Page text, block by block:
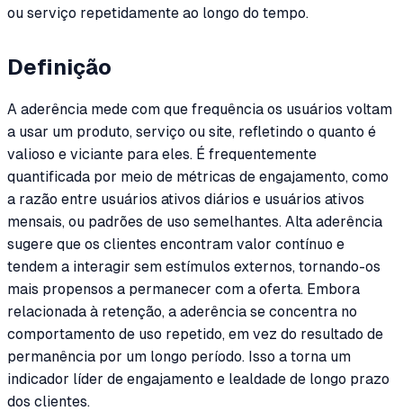
ou serviço repetidamente ao longo do tempo.
Definição
A aderência mede com que frequência os usuários voltam
a usar um produto, serviço ou site, refletindo o quanto é
valioso e viciante para eles. É frequentemente
quantificada por meio de métricas de engajamento, como
a razão entre usuários ativos diários e usuários ativos
mensais, ou padrões de uso semelhantes. Alta aderência
sugere que os clientes encontram valor contínuo e
tendem a interagir sem estímulos externos, tornando-os
mais propensos a permanecer com a oferta. Embora
relacionada à retenção, a aderência se concentra no
comportamento de uso repetido, em vez do resultado de
permanência por um longo período. Isso a torna um
indicador líder de engajamento e lealdade de longo prazo
dos clientes.